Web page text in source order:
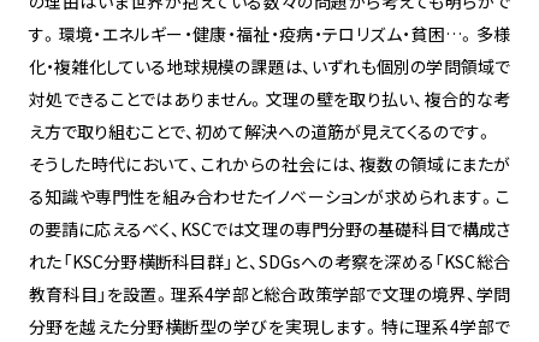
す。環境・エネルギー・健康・福祉・疫病・テロリズム・貧困…。多様
化・複雑化している地球規模の課題は、いずれも個別の学問領域で
対処できることではありません。文理の壁を取り払い、複合的な考
え方で取り組むことで、初めて解決への道筋が見えてくるのです。
そうした時代において、これからの社会には、複数の領域にまたが
る知識や専門性を組み合わせたイノベーションが求められます。こ
の要請に応えるべく、KSCでは文理の専門分野の基礎科目で構成さ
れた「KSC分野横断科目群」と、SDGsへの考察を深める「KSC総合
教育科目」を設置。理系4学部と総合政策学部で文理の境界、学問
分野を越えた分野横断型の学びを実現します。特に理系4学部で